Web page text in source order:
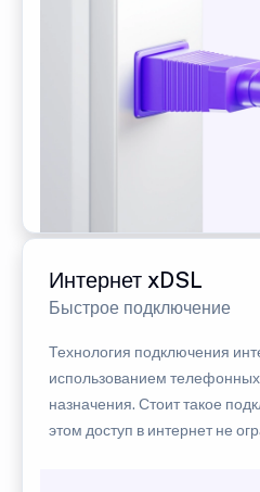
Интернет xDSL
Быстрое подключение
Технология подключения
использованием
назначения. Стоит такое
этом доступ в интернет не